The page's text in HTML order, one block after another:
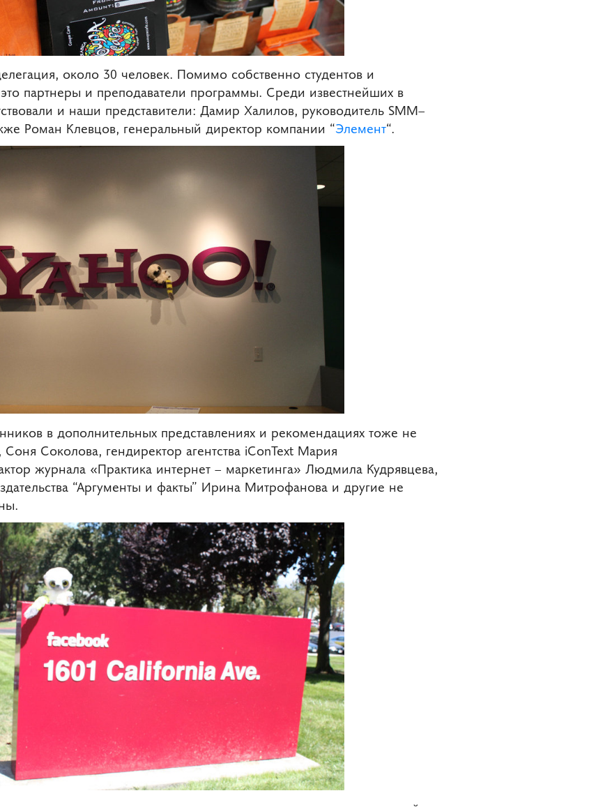
около 30 человек. Помимо собственно студентов и
это партнеры и преподаватели программы. Среди известнейших в
и наши представители: Дамир Халилов, руководитель SMM–
Роман Клевцов, генеральный директор компании “Элемент“.
в дополнительных представлениях и рекомендациях тоже не
Соколова, гендиректор агентства iConText Мария
журнала «Практика интернет – маркетинга» Людмила Кудрявцева,
“Аргументы и факты” Ирина Митрофанова и другие не